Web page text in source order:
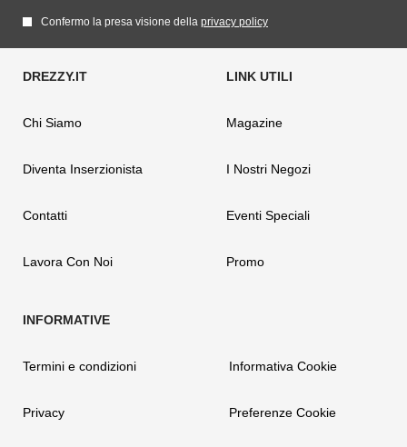
Confermo la presa visione della privacy policy
Chi Siamo
Diventa Inserzionista
Contatti
Lavora Con Noi
Magazine
I Nostri Negozi
Eventi Speciali
Promo
Termini e condizioni
Privacy
Informativa Cookie
Preferenze Cookie